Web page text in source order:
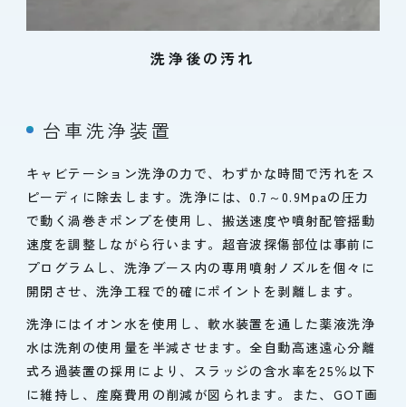
洗浄後の汚れ
台車洗浄装置
キャビテーション洗浄の力で、わずかな時間で汚れをス
ピーディに除去します。洗浄には、0.7～0.9Mpaの圧力
で動く渦巻きポンプを使用し、搬送速度や噴射配管揺動
速度を調整しながら行います。超音波探傷部位は事前に
プログラムし、洗浄ブース内の専用噴射ノズルを個々に
開閉させ、洗浄工程で的確にポイントを剥離します。
洗浄にはイオン水を使用し、軟水装置を通した薬液洗浄
水は洗剤の使用量を半減させます。全自動高速遠心分離
式ろ過装置の採用により、スラッジの含水率を25％以下
に維持し、産廃費用の削減が図られます。また、GOT画